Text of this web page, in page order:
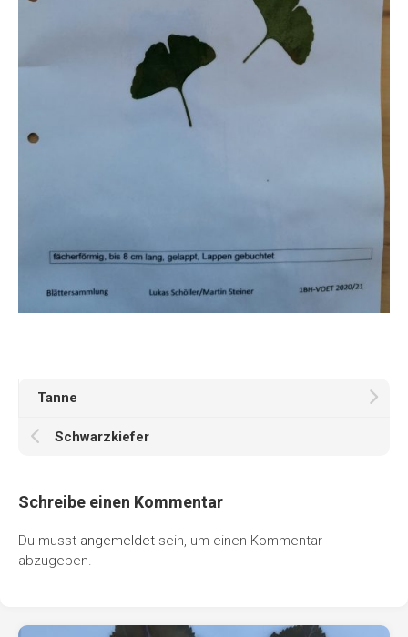
Tanne
Schwarzkiefer
Schreibe einen Kommentar
Du musst angemeldet sein, um einen Kommentar
abzugeben.